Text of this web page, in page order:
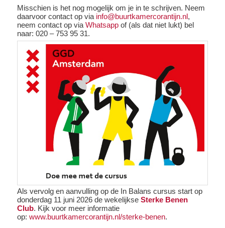
Misschien is het nog mogelijk om je in te schrijven. Neem
daarvoor contact op via info@buurtkamercorantijn.nl,
neem contact op viaWhatsapp of (als dat niet lukt) bel
naar: 020 – 753 95 31.
Als vervolg en aanvulling op de In Balans cursus start op
donderdag 11 juni 2026 de wekelijkseSterke Benen
Club. Kijk voor meer informatie
op:www.buurtkamercorantijn.nl/sterke-benen.